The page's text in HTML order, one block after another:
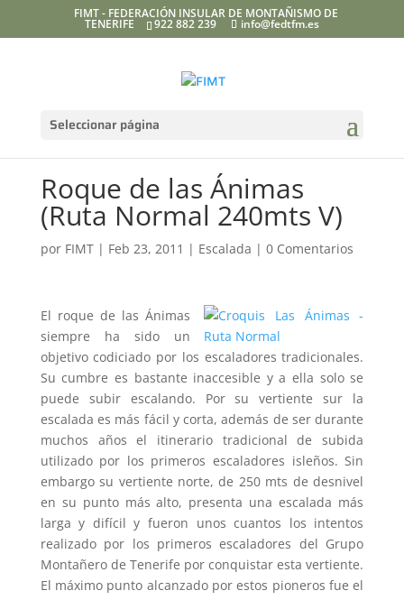
FIMT - FEDERACIÓN INSULAR DE MONTAÑISMO DE
TENERIFE 922 882 239 info@fedtfm.es
Seleccionar página
Roque de las Ánimas
(Ruta Normal 240mts V)
por FIMT| Feb 23, 2011 | Escalada | 0 Comentarios
El roque de las Ánimas
siempre ha sido un
objetivo codiciado por los escaladores tradicionales.
Su cumbre es bastante inaccesible y a ella solo se
puede subir escalando. Por su vertiente sur la
escalada es más fácil y corta, además de ser durante
muchos años el itinerario tradicional de subida
utilizado por los primeros escaladores isleños. Sin
embargo su vertiente norte, de 250 mts de desnivel
en su punto más alto, presenta una escalada más
larga y difícil y fueron unos cuantos los intentos
realizado por los primeros escaladores del Grupo
Montañero de Tenerife por conquistar esta vertiente.
El máximo punto alcanzado por estos pioneros fue el